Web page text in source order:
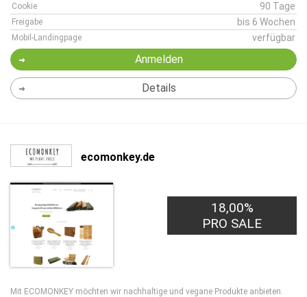
Cookie 90 Tage
Freigabe bis 6 Wochen
Mobil-Landingpage verfügbar
Anmelden
Details
ecomonkey.de
18,00%
PRO SALE
Mit ECOMONKEY möchten wir nachhaltige und vegane Produkte anbieten.